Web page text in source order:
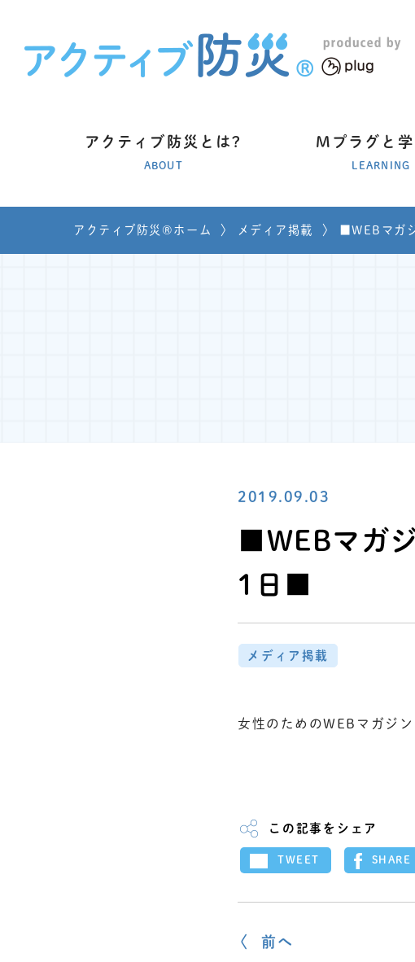
アクティブ防災とは?
ABOUT
Mプラグと学
LEARNING
アクティブ防災®ホーム 〉 メディア掲載 〉 ■WEBマガ
2019.09.03
■WEBマガ
1日■
メディア掲載
女性のためのWEBマガジ
この記事をシェア
TWEET SHARE